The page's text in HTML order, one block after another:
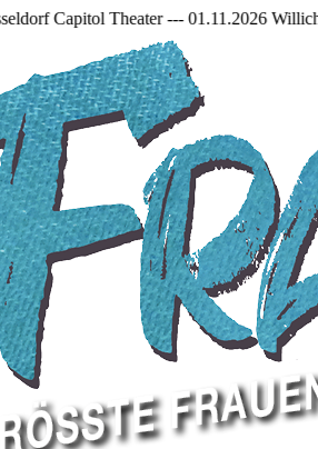
Theater --- 01.11.2026 Willich,